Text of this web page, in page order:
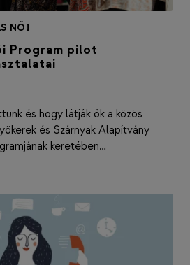
NŐI
Program pilot
és hogy látják ők a közös
és Szárnyak Alapítvány
keretében…